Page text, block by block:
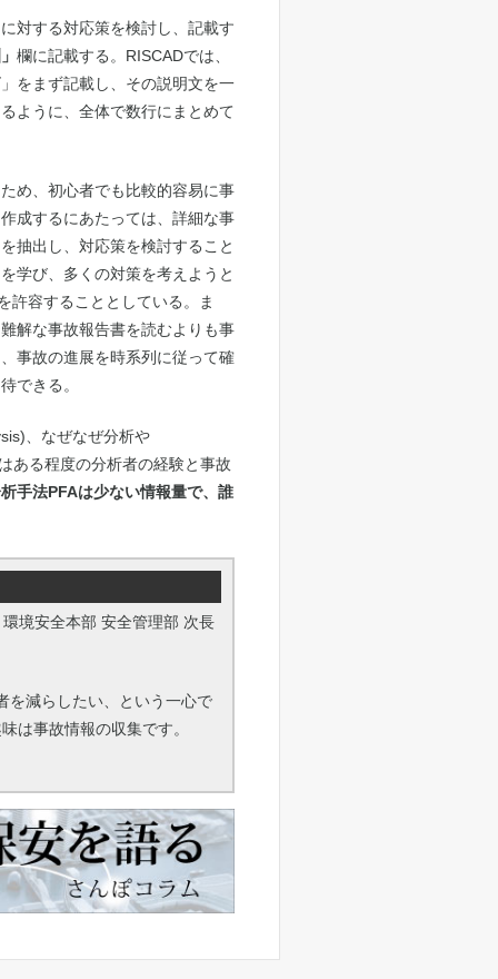
対する対応策を検討し、記載す
欄に記載する。RISCADでは、
をまず記載し、その説明文を一
ように、全体で数行にまとめて
め、初心者でも比較的容易に事
成するにあたっては、詳細な事
抽出し、対応策を検討すること
学び、多くの対策を考えようと
許容することとしている。ま
解な事故報告書を読むよりも事
事故の進展を時系列に従って確
できる。
、なぜなぜ分析や
ある程度の分析者の経験と事故
手法PFAは少ない情報量で、誰
境安全本部 安全管理部 次長
を減らしたい、という一心で
は事故情報の収集です。